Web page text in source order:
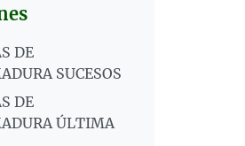
DE
SUCESOS
DE
ÚLTIMA